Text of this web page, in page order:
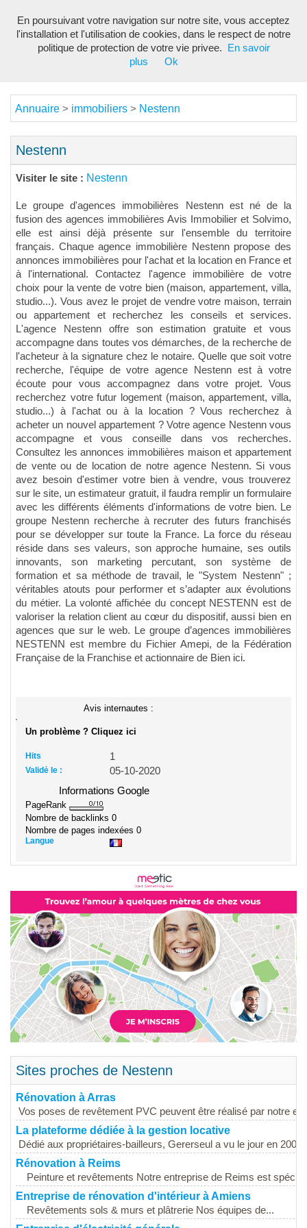
Annuaire > immobiliers > Nestenn
Nestenn
Visiter le site : Nestenn
Le groupe d'agences immobilières Nestenn est né de la
fusion des agences immobilières Avis Immobilier et Solvimo,
elle est ainsi déjà présente sur l'ensemble du territoire
français. Chaque agence immobilière Nestenn propose des
annonces immobilières pour l'achat et la location en France et
à l'international. Contactez l'agence immobilière de votre
choix pour la vente de votre bien (maison, appartement, villa,
studio...). Vous avez le projet de vendre votre maison, terrain
ou appartement et recherchez les conseils et services.
L'agence Nestenn offre son estimation gratuite et vous
accompagne dans toutes vos démarches, de la recherche de
l'acheteur à la signature chez le notaire. Quelle que soit votre
recherche, l'équipe de votre agence Nestenn est à votre
écoute pour vous accompagnez dans votre projet. Vous
recherchez votre futur logement (maison, appartement, villa,
studio...) à l'achat ou à la location ? Vous recherchez à
acheter un nouvel appartement ? Votre agence Nestenn vous
accompagne et vous conseille dans vos recherches.
Consultez les annonces immobilières maison et appartement
de vente ou de location de notre agence Nestenn. Si vous
avez besoin d'estimer votre bien à vendre, vous trouverez
sur le site, un estimateur gratuit, il faudra remplir un formulaire
avec les différents éléments d'informations de votre bien. Le
groupe Nestenn recherche à recruter des futurs franchisés
pour se développer sur toute la France. La force du réseau
réside dans ses valeurs, son approche humaine, ses outils
innovants, son marketing percutant, son système de
formation et sa méthode de travail, le "System Nestenn" ;
véritables atouts pour performer et s’adapter aux évolutions
du métier. La volonté affichée du concept NESTENN est de
valoriser la relation client au cœur du dispositif, aussi bien en
agences que sur le web. Le groupe d’agences immobilières
NESTENN est membre du Fichier Amepi, de la Fédération
Française de la Franchise et actionnaire de Bien ici.
Avis internautes :
Un problème ? Cliquez ici
Hits 1
Validé le :
05-10-2020
Informations Google
PageRank
Nombre de backlinks 0
Nombre de pages indexées 0
Langue
Sites proches de Nestenn
Rénovation à Arras
Vos poses de revêtement PVC peuvent être réalisé par notre
La plateforme dédiée à la gestion locative
Dédié aux propriétaires-bailleurs, Gererseul a vu le jour en
Rénovation à Reims
Peinture et revêtements Notre entreprise de Reims est
Entreprise de rénovation d'intérieur à Amiens
Revêtements sols & murs et plâtrerie Nos équipes de...
En poursuivant votre navigation sur notre site, vous acceptez
l'installation et l'utilisation de cookies, dans le respect de notre
politique de protection de votre vie privee.
En savoir
plus
Ok